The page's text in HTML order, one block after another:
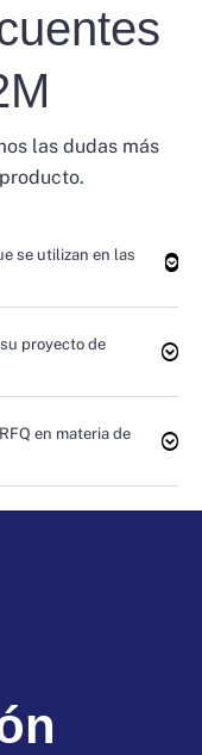
las dudas más
se utilizan en las
proyecto de
en materia de